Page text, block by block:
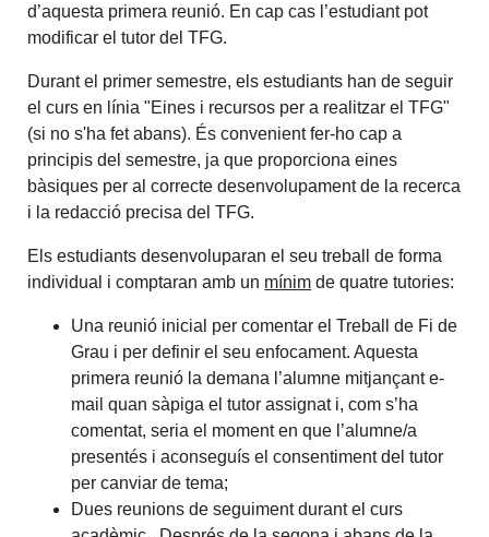
d’aquesta primera reunió. En cap cas l’estudiant pot
modificar el tutor del TFG.
Durant el primer semestre, els estudiants han de seguir
el curs en línia "Eines i recursos per a realitzar el TFG"
(si no s'ha fet abans). És convenient fer-ho cap a
principis del semestre, ja que proporciona eines
bàsiques per al correcte desenvolupament de la recerca
i la redacció precisa del TFG.
Els estudiants desenvoluparan el seu treball de forma
individual i comptaran amb un mínim de quatre tutories:
Una reunió inicial per comentar el Treball de Fi de
Grau i per definir el seu enfocament. Aquesta
primera reunió la demana l’alumne mitjançant e-
mail quan sàpiga el tutor assignat i, com s’ha
comentat, seria el moment en que l’alumne/a
presentés i aconseguís el consentiment del tutor
per canviar de tema;
Dues reunions de seguiment durant el curs